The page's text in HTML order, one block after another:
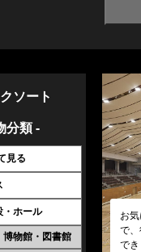
ソート
分類 -
見る
・ホール
博物館・図書館
お
で
で